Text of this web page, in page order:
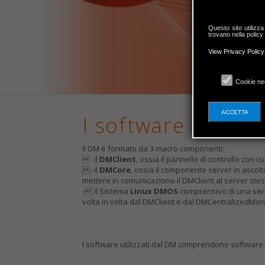
I software utilizzati
Il DM é formato da 3 macro componenti:
- il DMClient, ossia il pannello di controllo con
- il DMCore, ossia il componente server in
mettere in comunicazione il DMClient al server
- il Sistema Linux DMOS comprensivo di una
volta in volta dal DMClient e dal
I software utilizzati dal DM comprendono
Questo sito
trovano nella policy
View Privacy Policy
Cookie
ACCETTA